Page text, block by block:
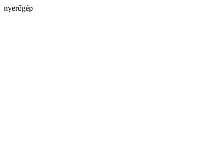
nyerőgép